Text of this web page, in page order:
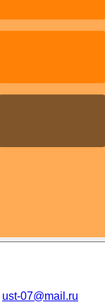
ust-07@mail.ru